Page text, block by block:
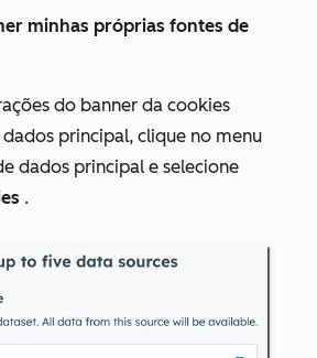
minhas próprias fontes de
do banner da cookies
principal, clique no menu
dados principal e selecione
.